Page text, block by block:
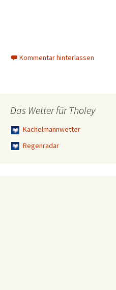
Kommentar hinterlassen
Das Wetter für Tholey
Kachelmannwetter
Regenradar